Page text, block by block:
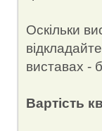
Оскільки
виставах -
Вартість